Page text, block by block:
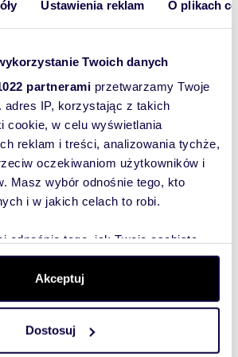
Ustawienia reklam O plikach
Twoich danych
partnerami przetwarzamy Twoje
adres IP, korzystając z takich
cookie, w celu wyświetlania
reklam i treści, analizowania tychże,
oczekiwaniom użytkowników i
Masz wybór odnośnie tego, kto
i w jakich celach to robi.
odnośnie tego, jak Twoje osobiste
oraz ustaw własne preferencje w
. W Deklaracji plików cookie możesz
swoją zgodę w dowolnej chwili.
cookie do spersonalizowania treści
funkcje społecznościowe i
Akceptuj
Dostosuj
Handlowe ATUT
miejskiej:
(tramwaje)
+ opłaty eksploatacyjne
fit - out - szczegóły do
Wyślij
wiadomość
To najlepszy
sposób, aby
właściciel
oferty
Tobą
skontaktował!